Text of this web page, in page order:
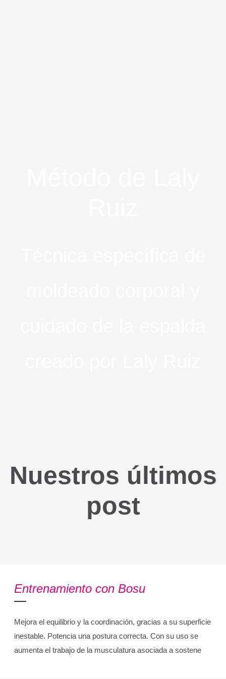
Nuestros últimos
post
Entrenamiento con Bosu
Mejora el equilibrio y la coordinación, gracias a su superficie
inestable. Potencia una postura correcta. Con su uso se
aumenta el trabajo de la musculatura asociada a sostene